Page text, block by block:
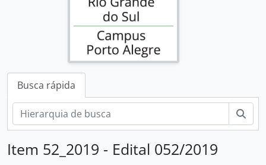
Busca rápida
Item 52_2019 - Edital 052/2019